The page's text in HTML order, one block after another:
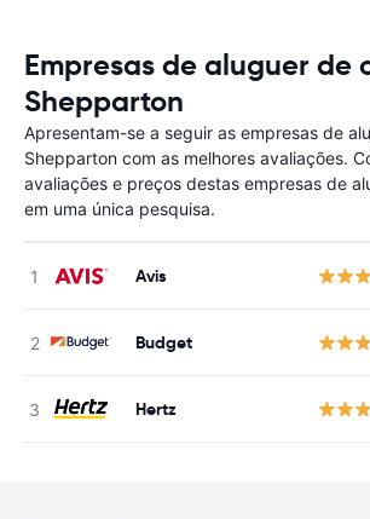
Empresas de aluguer de
Shepparton
Apresentam-se a seguir as empresas de
Shepparton com as melhores avaliações.
avaliações e preços destas empresas de
em uma única pesquisa.
Avis
Budget
Hertz